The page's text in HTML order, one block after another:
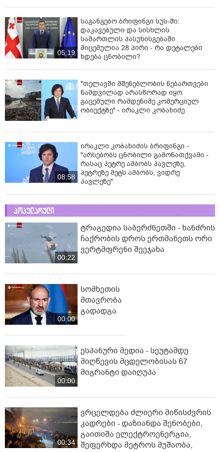
05:19
საგანგებო ბრიფინგი სუს-ში:
დაკავებული და სისხლის
სამართლის პასუხისგებაში
მიცემულია 28 პირი - რა დეტალები
ხდება ცნობილი?
"თელავში მშენებლობის ნებართვები
ნამდვილად არასწორად იყო
გაცემული რამდენიმე კომერციულ
ობიექტზე" - ირაკლი კობახიძე
08:58
ირაკლი კობახიძის ბრიფინგი -
"არსებობს ცნობილი გამონათქვამი -
რასაც პეტრე ამბობს პავლეზე,
პეტრეზე მეტს ამბობს, ვიდრე
პავლეზე"
პოპულარული
00:22
ტრაგედია საბერძნეთში - ხანძრის
ჩაქრობის დროს ერთმანეთს ორი
ვერტმფრენი შეეჯახა
00:00
სომხეთის
მთავრობა
გადადგა
00:00
ესპანური მედია - სეუტამდე
მიღწევის მცდელობისას 67
მიგრანტი დაიღუპა
00:34
ვრცელდება ძლიერი მიწისძვრის
კადრები - დაზიანდა შენობები,
გაითიშა ელექტროენერგია,
შეფერხდა მეტროს მუშაობა,